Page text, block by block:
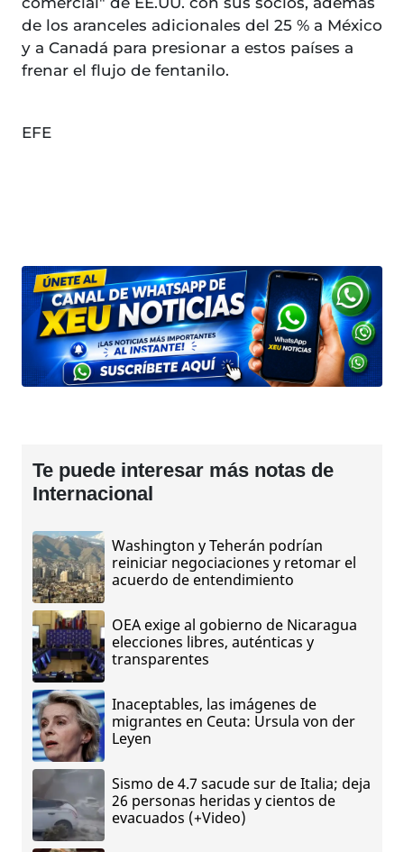
de los aranceles adicionales del 25 % a México
y a Canadá para presionar a estos países a
frenar el flujo de fentanilo.
EFE
Te puede interesar más notas de
Internacional
Washington y Teherán podrían
reiniciar negociaciones y retomar el
acuerdo de entendimiento
OEA exige al gobierno de Nicaragua
elecciones libres, auténticas y
transparentes
Inaceptables, las imágenes de
migrantes en Ceuta: Ursula von der
Leyen
Sismo de 4.7 sacude sur de Italia; deja
26 personas heridas y cientos de
evacuados (+Video)